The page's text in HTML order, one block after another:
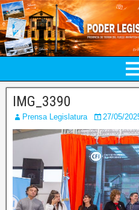
IMG_3390
Prensa Legislatura 27/05/